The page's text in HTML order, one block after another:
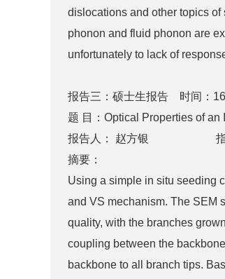
dislocations and other topics of
phonon and fluid phonon are
unfortunately to lack of
报告三：硕士生报告 时间：
题 目：Optical Properties of
报告人： 赵方银 指导
摘要：
Using a simple in situ seeding
and VS mechanism. The SEM
quality, with the branches
coupling between the
backbone to all branch tips.